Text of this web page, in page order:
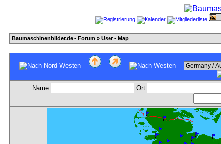
Baumaschinenbilder.de - Forum » User - Map
Name Ort